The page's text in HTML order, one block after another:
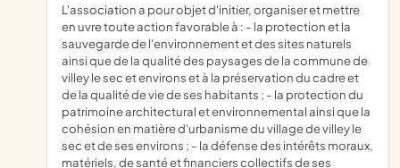
l'association a pour objet d'initier, organiser et mettre
en uvre toute action favorable à : - la protection et la
sauvegarde de l'environnement et des sites naturels
ainsi que de la qualité des paysages de la commune de
villey le sec et environs et à la préservation du cadre et
de la qualité de vie de ses habitants ; - la protection du
patrimoine architectural et environnemental ainsi que la
cohésion en matière d'urbanisme du village de villey le
sec et de ses environs ; - la défense des intérêts moraux,
matériels, de santé et financiers collectifs de ses